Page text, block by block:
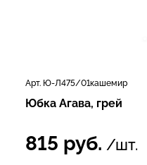
Арт. Ю-Л475/01кашемир
Юбка Агава, грей
815 руб. /шт.